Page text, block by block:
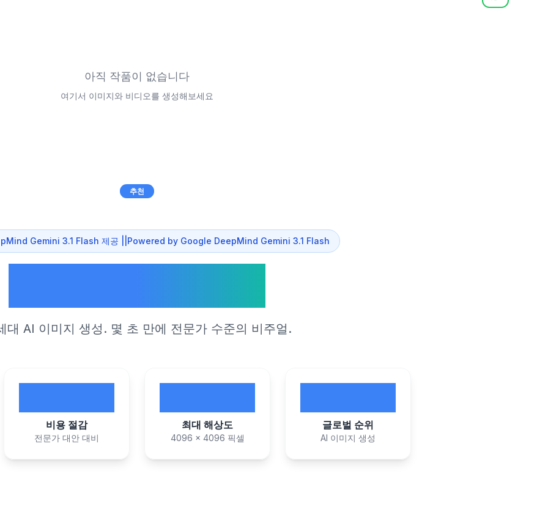
아직 작품이 없습니다
여기서 이미지와 비디오를 생성해보세요
Gemini 3.1 Flash 제공 ||Powered by Google DeepMind Gemini 3.1 Flash
대 AI 이미지 생성. 몇 초 만에 전문가 수준의 비주얼.
비용 절감
전문가 대안 대비
최대 해상도
4096 x 4096 픽셀
글로벌 순위
AI 이미지 생성
추천